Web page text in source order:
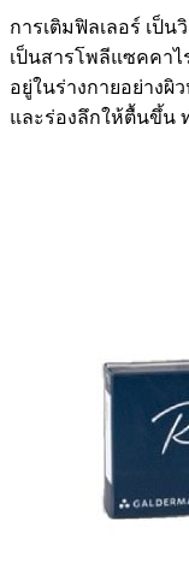
การเติมฟิลเลอร์ เป็น
เป็นสารโพลีแซคคา
อยู่ในร่างกายอย่างผิ
และร่องลึกให้ตื้นขึ้น